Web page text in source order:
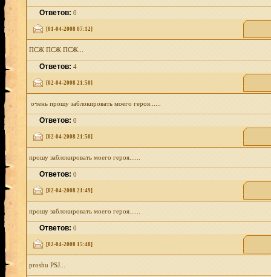
Ответов:0
[01-04-2008 07:12]
ПСЖ ПСЖ ПСЖ...
Ответов:4
[02-04-2008 21:50]
очень прошу заблокировать моего героя......
Ответов:0
[02-04-2008 21:50]
прошу заблокировать моего героя......
Ответов:0
[02-04-2008 21:49]
прошу заблокировать моего героя......
Ответов:0
[02-04-2008 15:48]
proshu PSJ...